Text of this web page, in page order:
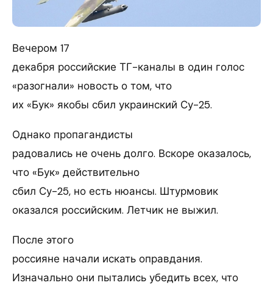
Вечером 17
декабря российские ТГ-каналы в один голос
«разогнали» новость о том, что
их «Бук» якобы сбил украинский Су-25.
Однако пропагандисты
радовались не очень долго. Вскоре оказалось,
что «Бук» действительно
сбил Су-25, но есть нюансы. Штурмовик
оказался российским. Летчик не выжил.
После этого
россияне начали искать оправдания.
Изначально они пытались убедить всех, что